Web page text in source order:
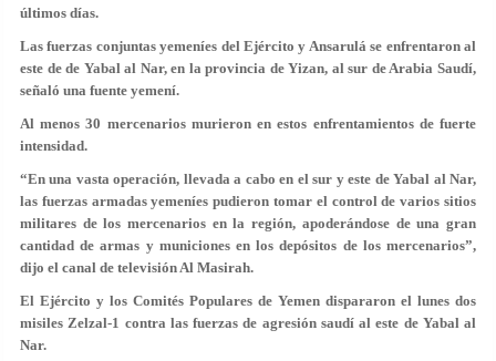
últimos días.
Las fuerzas conjuntas yemeníes del Ejército y Ansarulá se enfrentaron al
este de de Yabal al Nar, en la provincia de Yizan, al sur de Arabia Saudí,
señaló una fuente yemení.
Al menos 30 mercenarios murieron en estos enfrentamientos de fuerte
intensidad.
“En una vasta operación, llevada a cabo en el sur y este de Yabal al Nar,
las fuerzas armadas yemeníes pudieron tomar el control de varios sitios
militares de los mercenarios en la región, apoderándose de una gran
cantidad de armas y municiones en los depósitos de los mercenarios”,
dijo el canal de televisión Al Masirah.
El Ejército y los Comités Populares de Yemen dispararon el lunes dos
misiles Zelzal-1 contra las fuerzas de agresión saudí al este de Yabal al
Nar.